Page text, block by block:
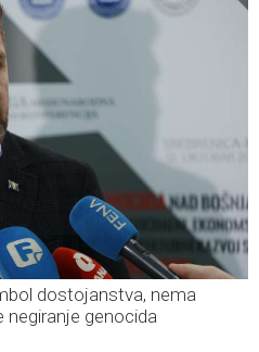
dostojanstva, nema
negiranje genocida